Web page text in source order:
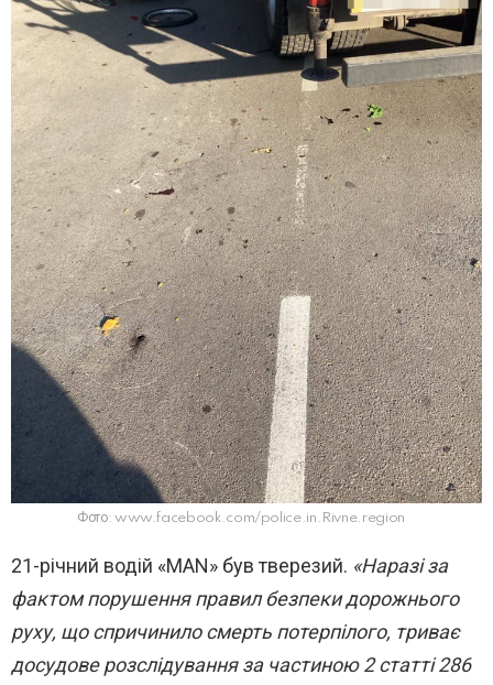
Фото: www.facebook.com/police.in.Rivne.region
21-річний водій «MAN» був тверезий. «Наразі за
фактом порушення правил безпеки дорожнього
руху, що спричинило смерть потерпілого, триває
досудове розслідування за частиною 2 статті 286